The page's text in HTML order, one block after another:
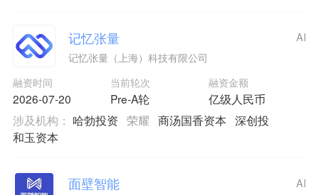
记忆张量
记忆张量（上海）科技有限公司
融资时间
2026-07-20
当前轮次
Pre-A轮
融资金额
亿级人民币
AI
涉及机构： 哈勃投资 荣耀 商汤国香资本 深创投
和玉资本
面壁智能 AI